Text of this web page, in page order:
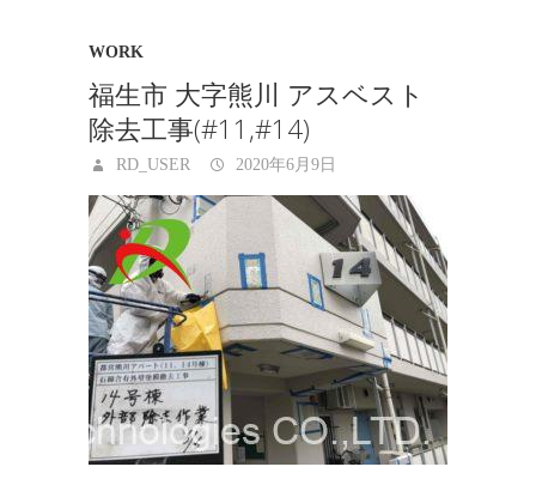
WORK
福生市 大字熊川 アスベスト
除去工事(#11,#14)
RD_USER 2020年6月9日